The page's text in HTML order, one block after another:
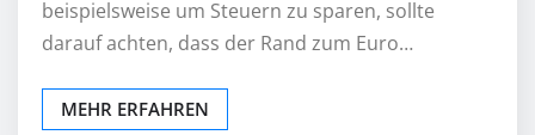
beispielsweise um Steuern zu sparen, sollte
darauf achten, dass der Rand zum Euro…
MEHR ERFAHREN